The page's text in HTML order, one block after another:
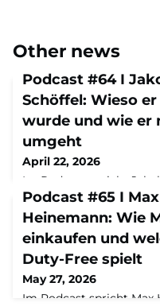
Other news
Podcast #64 I
Schöffel: Wieso
wurde und wie er
umgeht
April 22, 2026
Im Podcast spricht
26 Jahren die
Familienunternehmen
warum die
wie Schöffel auf den
bedeutet, plötzlich in
stehen.Zur FolgeJakob
als er letztes Jahr die
Podcast #65 I
Heinemann: Wie
einkaufen und
Duty-Free spielt
May 27, 2026
Im Podcast spricht Max